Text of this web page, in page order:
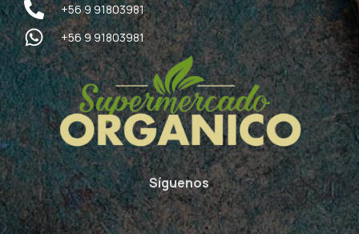
+56 9 91803981
+56 9 91803981
Síguenos